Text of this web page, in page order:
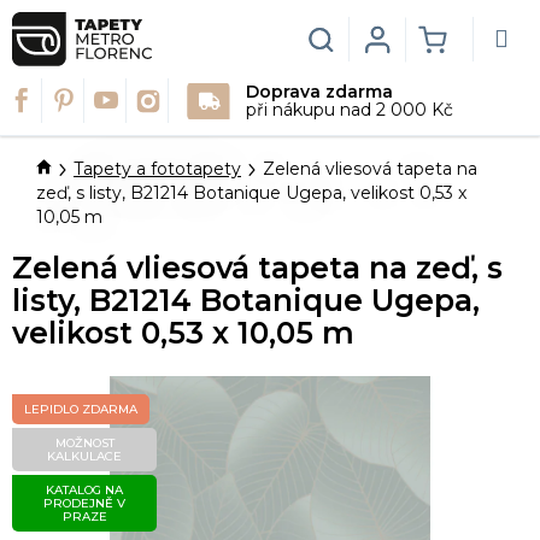
Přejít
na
obsah
Doprava zdarma
při nákupu nad 2 000 Kč
Hledat
KOŠÍK
Login
DomůTapety a fototapety
Zelená vliesová tapeta na
zeď, s listy, B21214 Botanique Ugepa, velikost 0,53 x
10,05 m
Zelená vliesová tapeta na zeď, s
listy, B21214 Botanique Ugepa,
velikost 0,53 x 10,05 m
LEPIDLO ZDARMA
MOŽNOST
KALKULACE
KATALOG NA
PRODEJNĚ V
PRAZE